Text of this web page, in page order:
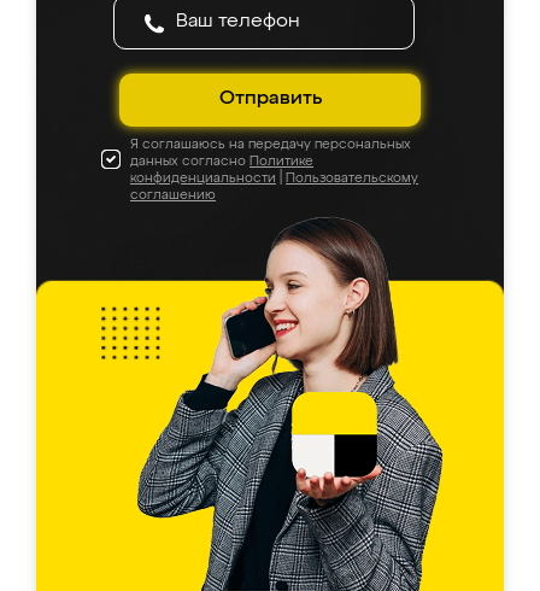
Отправить
Я соглашаюсь на передачу персональных
данных согласно Политике
конфиденциальности
Пользовательскому
соглашению